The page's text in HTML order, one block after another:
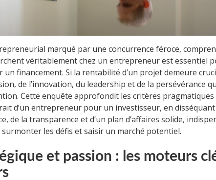
marqué par une concurrence féroce,
véritablement chez un entrepreneur est essentiel
financement. Si la rentabilité d’un projet demeure
de l’innovation, du leadership et de la persévérance
Cette enquête approfondit les critères pragmatiques
d’un entrepreneur pour un investisseur, en
de la transparence et d’un plan d’affaires solide,
les défis et saisir un marché potentiel.
et passion : les moteurs